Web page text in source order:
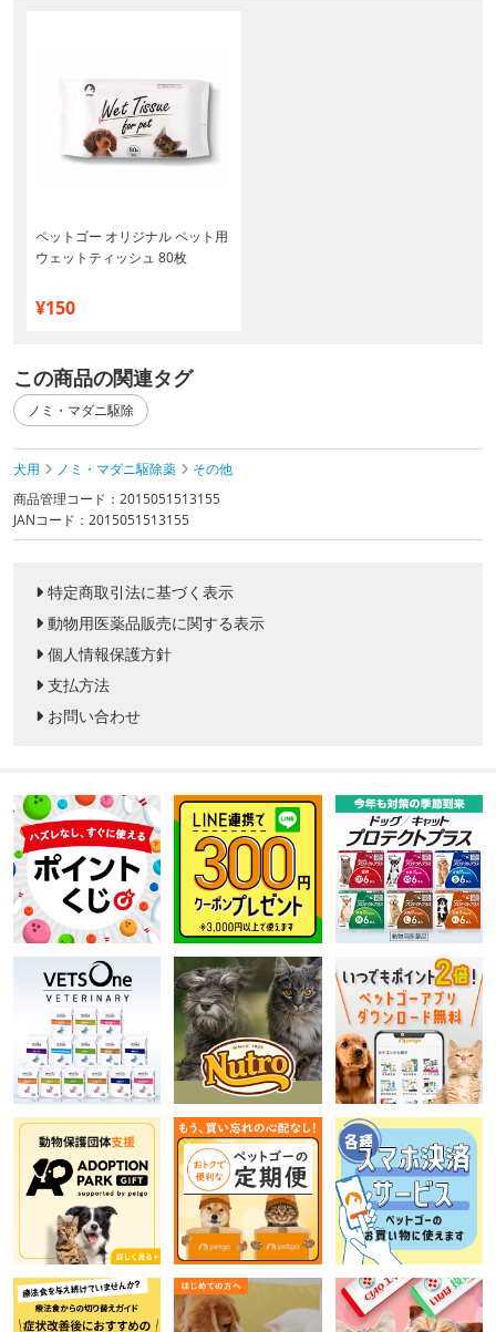
ペットゴー オリジナル ペット用
ウェットティッシュ 80枚
¥150
この商品の関連タグ
ノミ・マダニ駆除
犬用 ノミ・マダニ駆除薬
その他
商品管理コード：2015051513155
JANコード：2015051513155
特定商取引法に基づく表示
動物用医薬品販売に関する表示
個人情報保護方針
支払方法
お問い合わせ